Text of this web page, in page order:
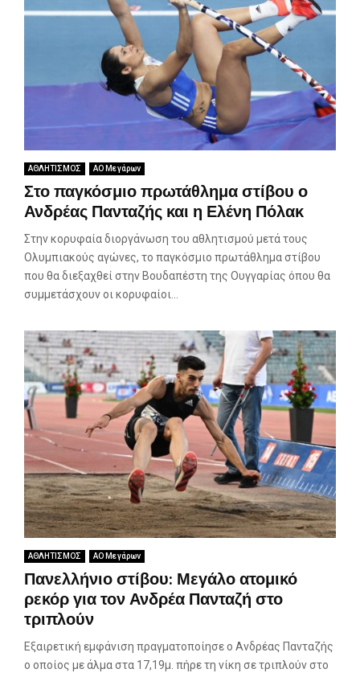
ΑΘΛΗΤΙΣΜΟΣ ΑΟ Μεγάρων
Στο παγκόσμιο πρωτάθλημα στίβου ο
Ανδρέας Πανταζής και η Ελένη Πόλακ
Στην κορυφαία διοργάνωση του αθλητισμού μετά τους
Ολυμπιακούς αγώνες, το παγκόσμιο πρωτάθλημα στίβου
που θα διεξαχθεί στην Βουδαπέστη της Ουγγαρίας όπου θα
συμμετάσχουν οι κορυφαίοι...
ΑΘΛΗΤΙΣΜΟΣ ΑΟ Μεγάρων
Πανελλήνιο στίβου: Μεγάλο ατομικό
ρεκόρ για τον Ανδρέα Πανταζή στο
τριπλούν
Εξαιρετική εμφάνιση πραγματοποίησε ο Ανδρέας Πανταζής
ο οποίος με άλμα στα 17,19μ. πήρε τη νίκη σε τριπλούν στο